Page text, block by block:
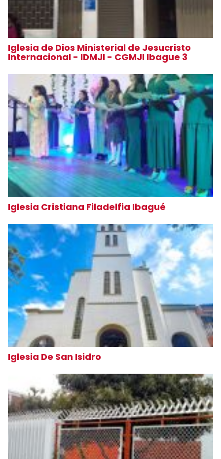
Iglesia de Dios Ministerial de Jesucristo
Internacional - IDMJI - CGMJI Ibague 3
Iglesia Cristiana Filadelfia Ibagué
Iglesia De San Isidro